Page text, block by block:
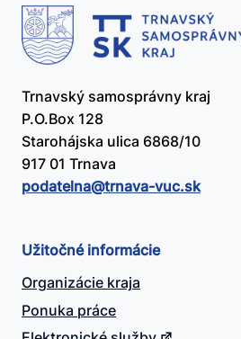
Trnavský samosprávny kraj
P.O.Box 128
Starohájska ulica 6868/10
917 01 Trnava
podatelna@​trnava-vuc.sk
Užitočné informácie
Organizácie kraja
Ponuka práce